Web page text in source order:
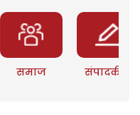
समाज संपादकीय